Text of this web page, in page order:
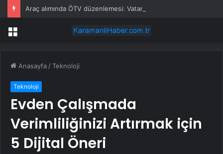
Menü
Anasayfa /Teknoloji
Teknoloji
Evden Çalışmada
Verimliliğinizi Artırmak için
5 Dijital Öneri